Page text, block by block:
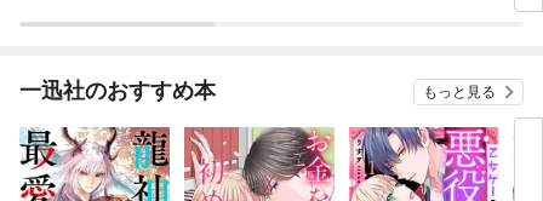
一迅社のおすすめ本 もっと見る